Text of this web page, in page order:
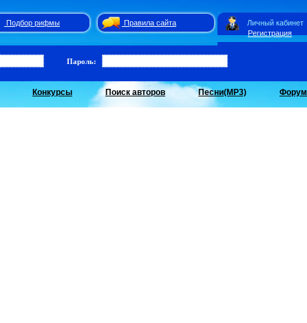
Подбор рифмы
Правила сайта
Регистрация
Личный кабинет
Пароль:
Конкурсы Поиск авторов Песни(MP3) Форум